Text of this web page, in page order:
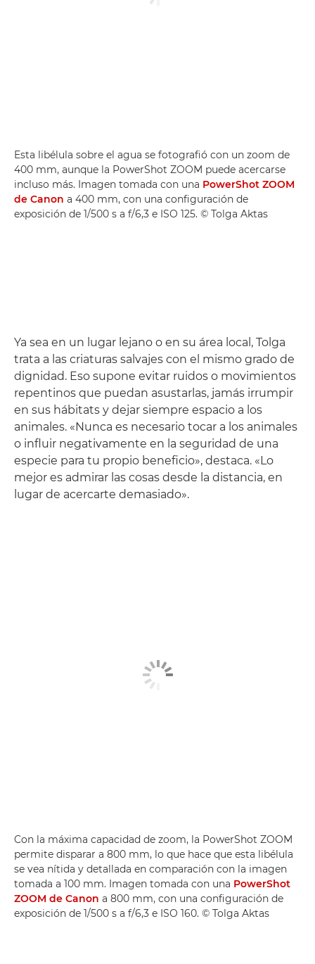
Esta libélula sobre el agua se fotografió con un zoom de
400 mm, aunque la PowerShot ZOOM puede acercarse
incluso más. Imagen tomada con una PowerShot ZOOM
de Canon a 400 mm, con una configuración de
exposición de 1/500 s a f/6,3 e ISO 125. © Tolga Aktas
Ya sea en un lugar lejano o en su área local, Tolga
trata a las criaturas salvajes con el mismo grado de
dignidad. Eso supone evitar ruidos o movimientos
repentinos que puedan asustarlas, jamás irrumpir
en sus hábitats y dejar siempre espacio a los
animales. «Nunca es necesario tocar a los animales
o influir negativamente en la seguridad de una
especie para tu propio beneficio», destaca. «Lo
mejor es admirar las cosas desde la distancia, en
lugar de acercarte demasiado».
Con la máxima capacidad de zoom, la PowerShot ZOOM
permite disparar a 800 mm, lo que hace que esta libélula
se vea nítida y detallada en comparación con la imagen
tomada a 100 mm. Imagen tomada con una PowerShot
ZOOM de Canon a 800 mm, con una configuración de
exposición de 1/500 s a f/6,3 e ISO 160. © Tolga Aktas